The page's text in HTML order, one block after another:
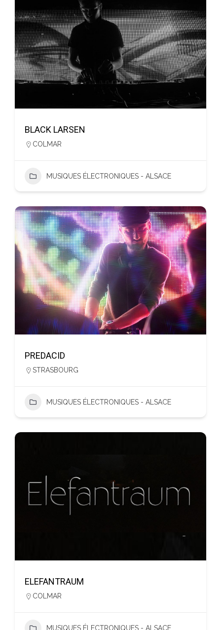
BLACK LARSEN
COLMAR
MUSIQUES ÉLECTRONIQUES - ALSACE
PREDACID
STRASBOURG
MUSIQUES ÉLECTRONIQUES - ALSACE
ELEFANTRAUM
COLMAR
MUSIQUES ÉLECTRONIQUES - ALSACE